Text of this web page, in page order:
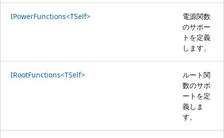
IPowerFunctions<TSelf>
電源関数
のサポー
トを定義
します。
IRootFunctions<TSelf>
ルート関
数のサポ
ートを定
義しま
す。